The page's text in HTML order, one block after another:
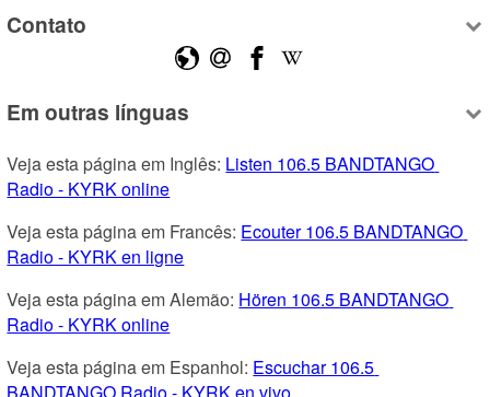
Contato
Em outras línguas
Veja esta página em Inglês: Listen 106.5 BANDTANGO
Radio - KYRK online
Veja esta página em Francês: Ecouter 106.5 BANDTANGO
Radio - KYRK en ligne
Veja esta página em Alemão: Hören 106.5 BANDTANGO
Radio - KYRK online
Veja esta página em Espanhol: Escuchar 106.5
BANDTANGO Radio - KYRK en vivo